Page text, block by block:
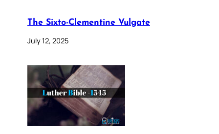
The Sixto-Clementine Vulgate
July 12, 2025